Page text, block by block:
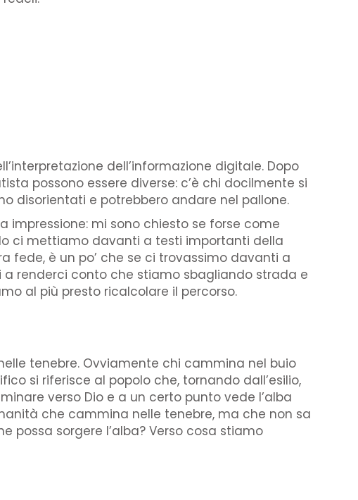
dell’informazione digitale. Dopo
possono essere diverse: c’è chi docilmente si
disorientati e potrebbero andare nel pallone.
mi sono chiesto se forse come
ci mettiamo davanti a testi importanti della
è un po’ che se ci trovassimo davanti a
renderci conto che stiamo sbagliando strada e
al più presto ricalcolare il percorso.
tenebre. Ovviamente chi cammina nel buio
si riferisce al popolo che, tornando dall’esilio,
verso Dio e a un certo punto vede l’alba
che cammina nelle tenebre, ma che non sa
sorgere l’alba? Verso cosa stiamo